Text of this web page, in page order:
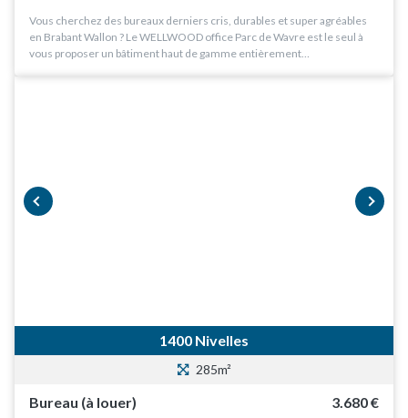
Vous cherchez des bureaux derniers cris, durables et super agréables
en Brabant Wallon ? Le WELLWOOD office Parc de Wavre est le seul à
vous proposer un bâtiment haut de gamme entièrement…
1400 Nivelles
285m²
Bureau (à louer) 3.680 €